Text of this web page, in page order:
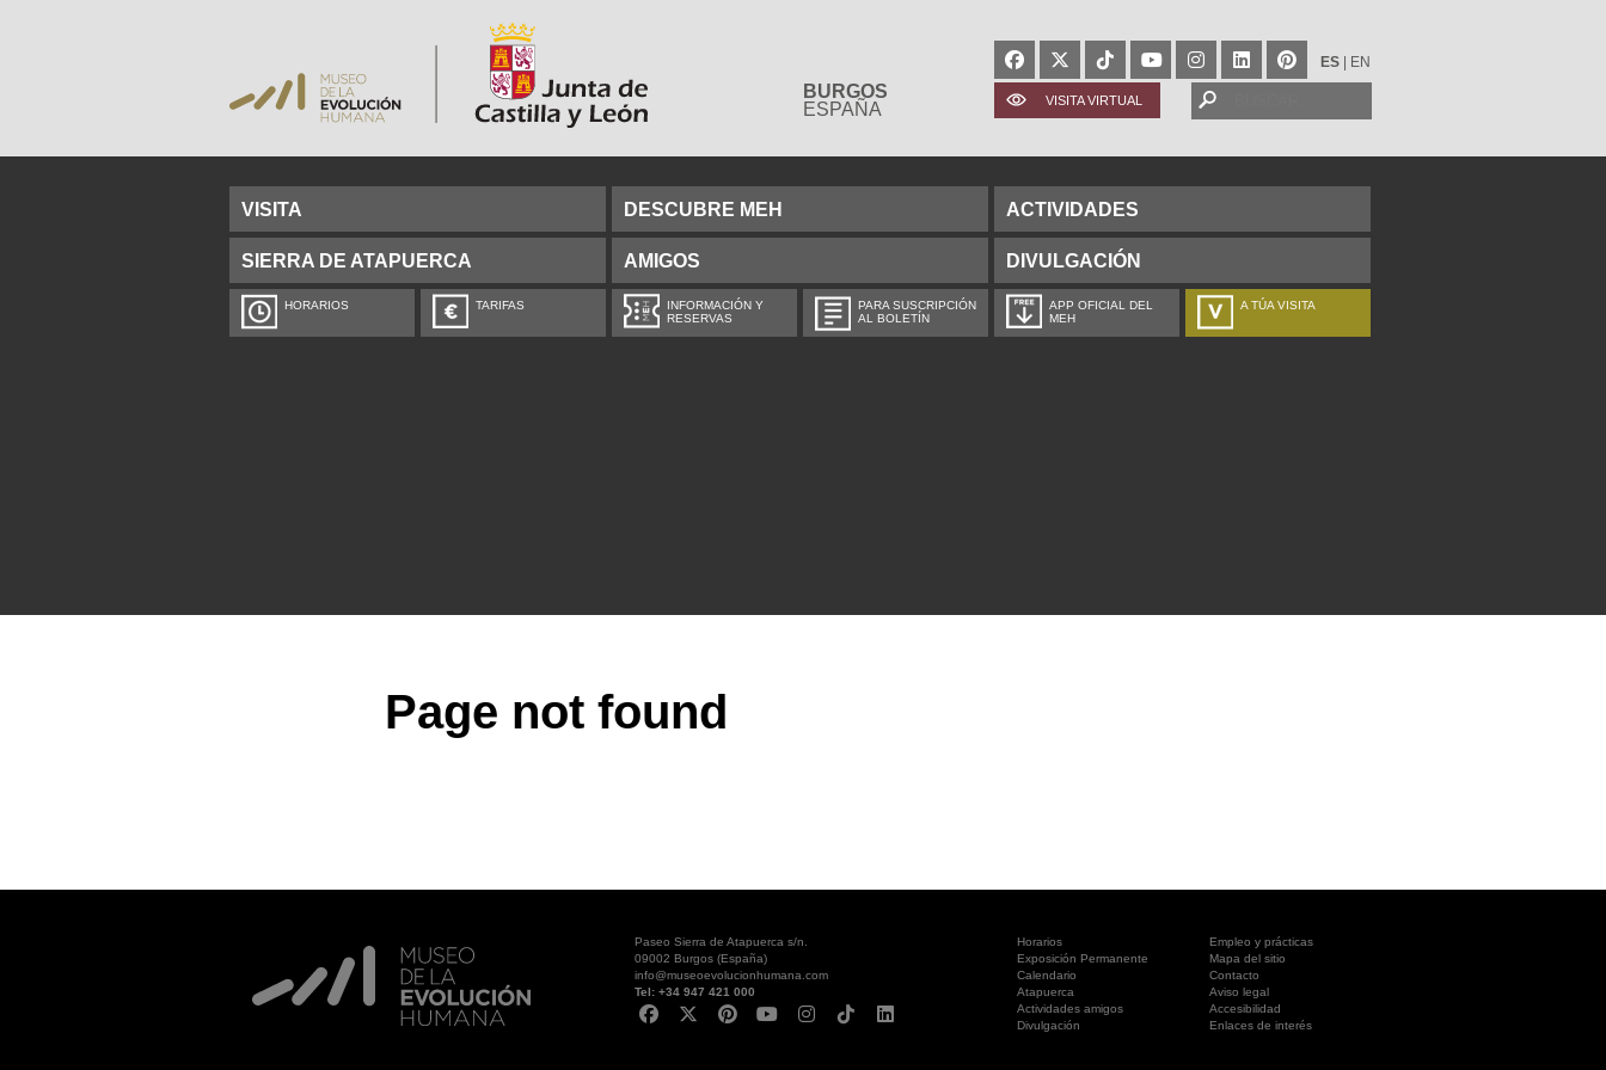
BURGOS
ESPAÑA
ES EN
VISITA VIRTUAL
VISITA DESCUBRE MEH ACTIVIDADES
SIERRA DE ATAPUERCA AMIGOS DIVULGACIÓN
HORARIOS TARIFAS
INFORMACIÓN Y
RESERVAS
PARA SUSCRIPCIÓN
AL BOLETÍN
APP OFICIAL DEL
MEH
A TÚA VISITA
Page not found
Paseo Sierra de Atapuerca s/n.
09002 Burgos (España)
info@museoevolucionhumana.com
Tel: +34 947 421 000
Horarios
Empleo y prácticas
Exposición Permanente
Mapa del sitio
Calendario
Contacto
Atapuerca
Aviso legal
Actividades amigos
Accesibilidad
Divulgación
Enlaces de interés